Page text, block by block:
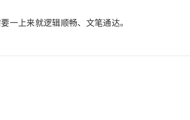
一上来就逻辑顺畅、文笔通达。